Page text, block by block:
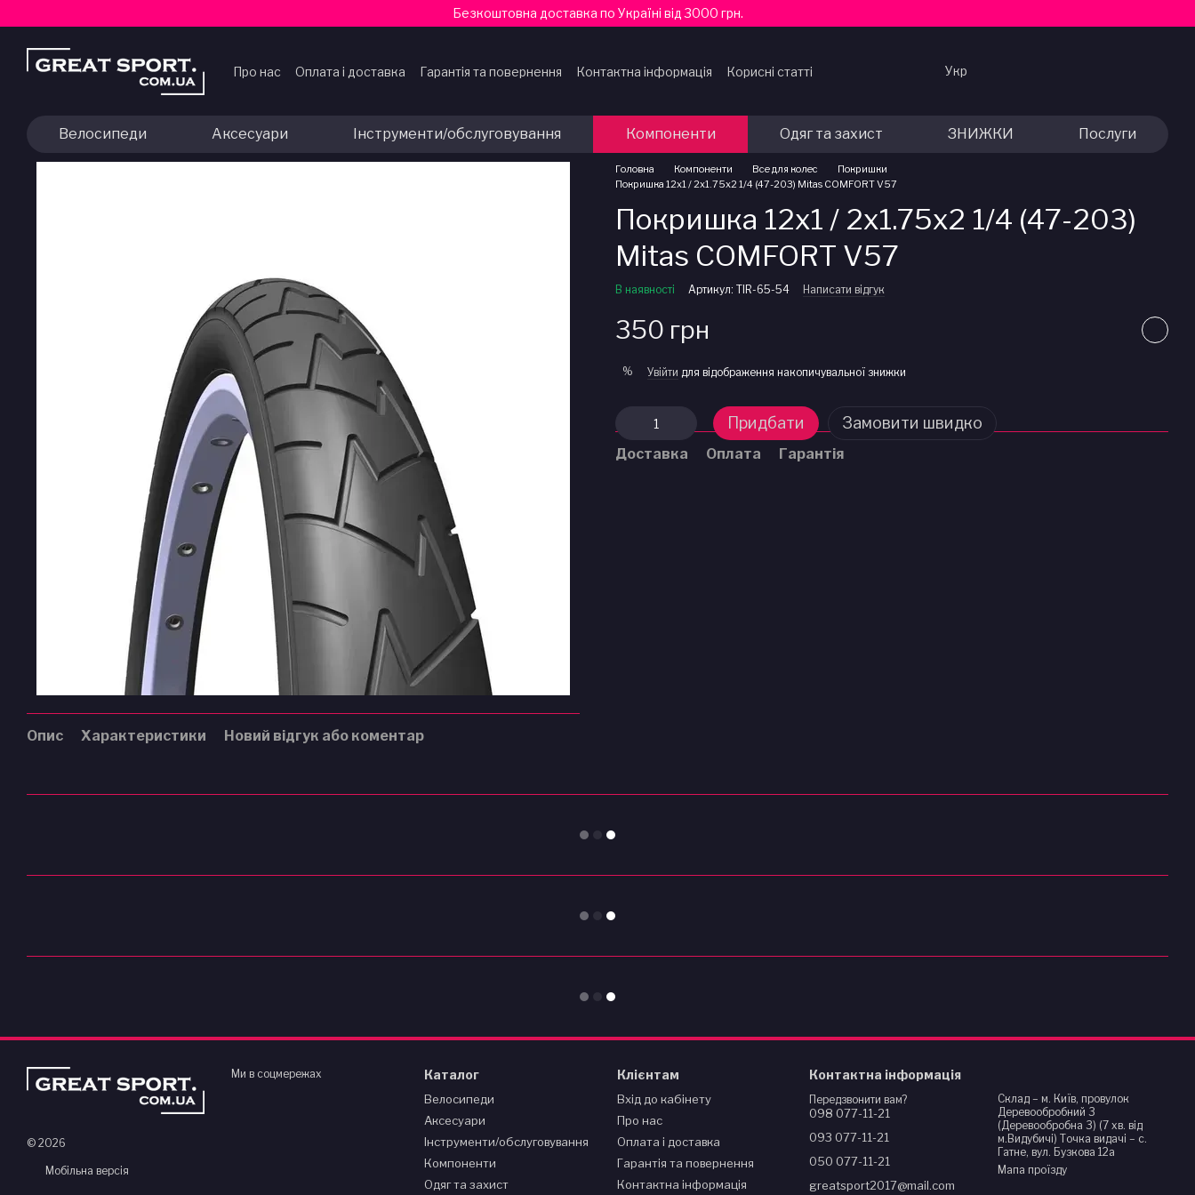
Безкоштовна доставка по Україні від 3000 грн.
Про нас Оплата і доставка Гарантія та повернення Контактна інформація
Корисні статті
Укр
Велосипеди Аксесуари Інструменти/обслуговування Компоненти Одяг та захист ЗНИЖКИ Послуги
Опис Характеристики Новий відгук або коментар
Головна Компоненти Все для колес
Покришки
Покришка 12x1 / 2x1.75x2 1/4 (47-203) Mitas COMFORT V57
Покришка 12x1 / 2x1.75x2 1/4 (47-203)
Mitas COMFORT V57
В наявності Артикул: TIR-65-54 Написати відгук
350 грн
% Увійти для відображення накопичувальної знижки
Придбати Замовити швидко
Доставка Оплата Гарантія
© 2026
Мобільна версія
Ми в соцмережах Каталог
Велосипеди
Аксесуари
Інструменти/обслуговування
Компоненти
Одяг та захист
Клієнтам
Вхід до кабінету
Про нас
Оплата і доставка
Гарантія та повернення
Контактна інформація
Контактна інформація
Передзвонити вам?
098 077-11-21
093 077-11-21
050 077-11-21
greatsport2017@mail.com
Склад – м. Київ, провулок
Деревообробний 3
(Деревообробна 3) (7 хв. від
м.Видубичі) Точка видачі – с.
Гатне, вул. Бузкова 12а
Мапа проїзду